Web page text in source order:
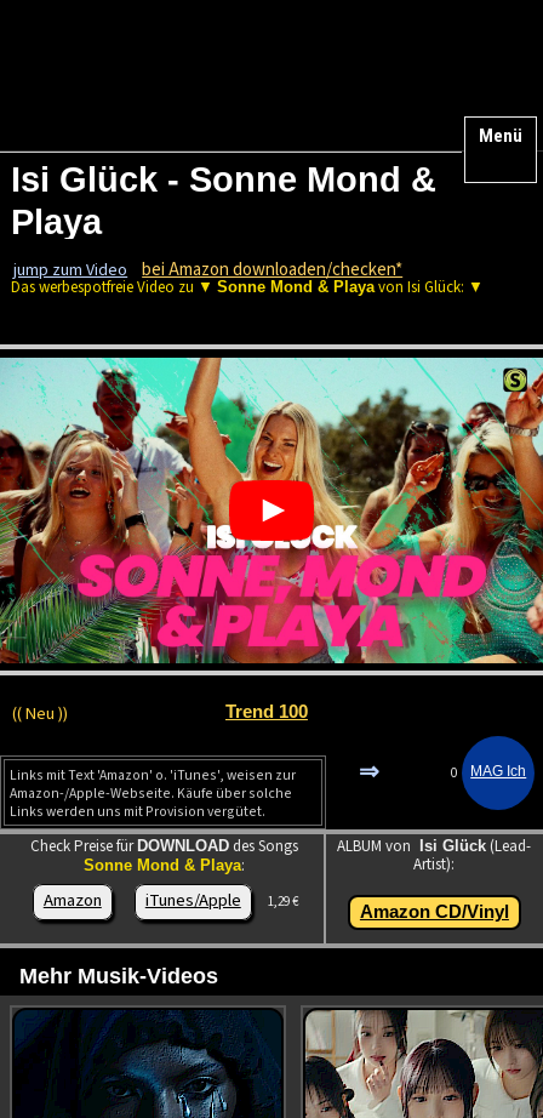
Menü
Isi Glück - Sonne Mond &
Playa
jump zum Video bei Amazon downloaden/checken*
Das werbespotfreie Video zu ▼ Sonne Mond & Playavon Isi Glück: ▼
(( Neu )) Trend 100
Links mit Text 'Amazon' o. 'iTunes', weisen zur
Amazon-/Apple-Webseite. Käufe über solche
Links werden uns mit Provision vergütet.
⇒ 0
Check Preise für DOWNLOAD des Songs
Sonne Mond & Playa:
Amazon iTunes/Apple 1,29 €
ALBUM von Isi Glück (Lead-
Artist):
Amazon CD/Vinyl
Mehr Musik-Videos